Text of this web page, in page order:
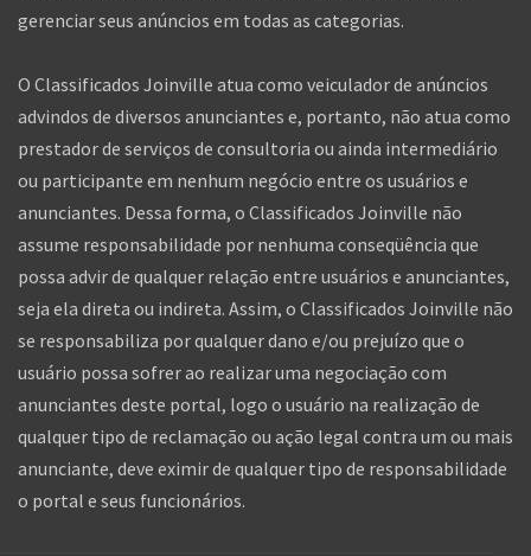
gerenciar seus anúncios em todas as categorias.
O Classificados Joinville atua como veiculador de anúncios
advindos de diversos anunciantes e, portanto, não atua como
prestador de serviços de consultoria ou ainda intermediário
ou participante em nenhum negócio entre os usuários e
anunciantes. Dessa forma, o Classificados Joinville não
assume responsabilidade por nenhuma conseqüência que
possa advir de qualquer relação entre usuários e anunciantes,
seja ela direta ou indireta. Assim, o Classificados Joinville não
se responsabiliza por qualquer dano e/ou prejuízo que o
usuário possa sofrer ao realizar uma negociação com
anunciantes deste portal, logo o usuário na realização de
qualquer tipo de reclamação ou ação legal contra um ou mais
anunciante, deve eximir de qualquer tipo de responsabilidade
o portal e seus funcionários.